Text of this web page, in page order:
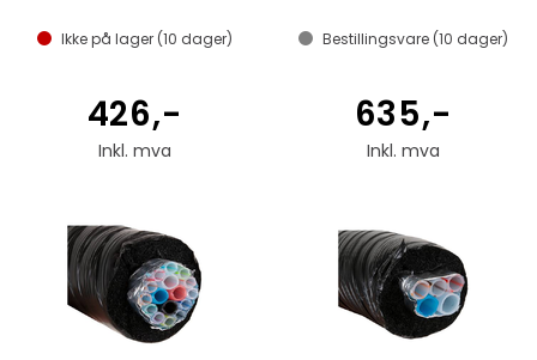
Ikke på lager (10 dager)
426,-
Inkl. mva
Bestillingsvare (10 dager)
635,-
Inkl. mva